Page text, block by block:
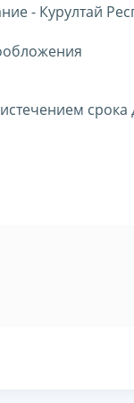
- Курултай